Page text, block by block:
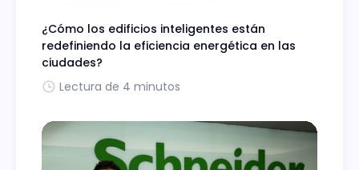
¿Cómo los edificios inteligentes están
redefiniendo la eficiencia energética en las
ciudades?
Lectura de 4 minutos